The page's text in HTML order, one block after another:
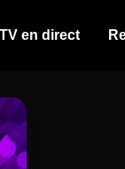
TV en direct